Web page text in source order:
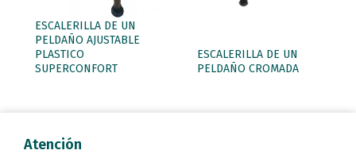
ESCALERILLA DE UN
PELDAÑO AJUSTABLE
PLASTICO
SUPERCONFORT
ESCALERILLA DE UN
PELDAÑO CROMADA
Atención